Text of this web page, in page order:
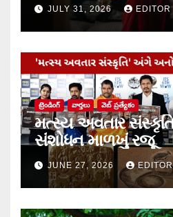
JULY 31, 2026 EDITOR
ట్రెండింగ్ వార్త‌లు వెబ్ ప్రత్యేకం
મત્સ્ય અવતાર
સંશોધન માળખું રજૂ
JUNE 27, 2026 EDITOR